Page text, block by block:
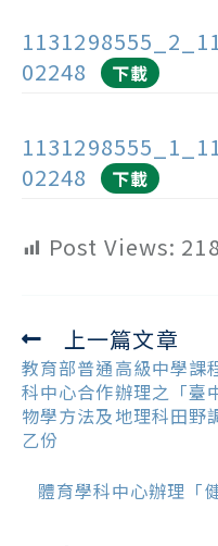
02248
下載
02248
下載
Post Views: 218
Read
more
articles
上一篇文章
教育部普通高級中學課
科中心合作辦理之「臺
物學方法及地理科田野
乙份
體育學科中心辦理「